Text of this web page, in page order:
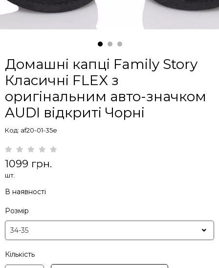
Домашні капці Family Story
Класичні FLEX з
оригінальним авто-значком
AUDI відкриті Чорні
Код: af20-01-35e
1099 грн.
шт.
В наявності
Розмір
Кількість